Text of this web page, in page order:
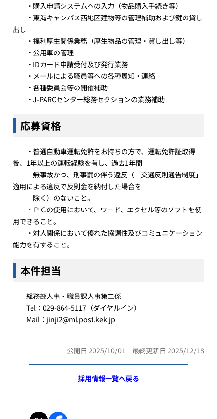
・購入申請システムへの入力（物品購入手続き等）
・東海キャンパス西地区建物等の管理補助および鍵の貸し
出し
・福利厚生関係業務（厚生物品の管理・貸し出し等）
・公用車の管理
・IDカード申請受付及び発行業務
・メールによる職員等への各種周知・連絡
・各種委員会等の開催補助
・J-PARCセンター総務セクションの業務補助
応募資格
・普通自動車運転免許をお持ちの方で、運転免許証取得
後、1年以上の運転経験を有し、過去1年間
無事故かつ、刑事罰の伴う違反（「交通反則通告制度」
適用による違反で反則金を納付した場合を
除く）のないこと。
・ＰＣの使用において、ワード、エクセル等のソフトを使
用できること。
・対人関係において優れた協調性及びコミュニケーション
能力を有すること。
本件担当
総務部人事・職員課人事第二係
Tel：029-864-5117（ダイヤルイン）
Mail：jinji2@ml.post.kek.jp
公開日 2025/10/01 最終更新日 2025/12/18
採用情報一覧へ戻る